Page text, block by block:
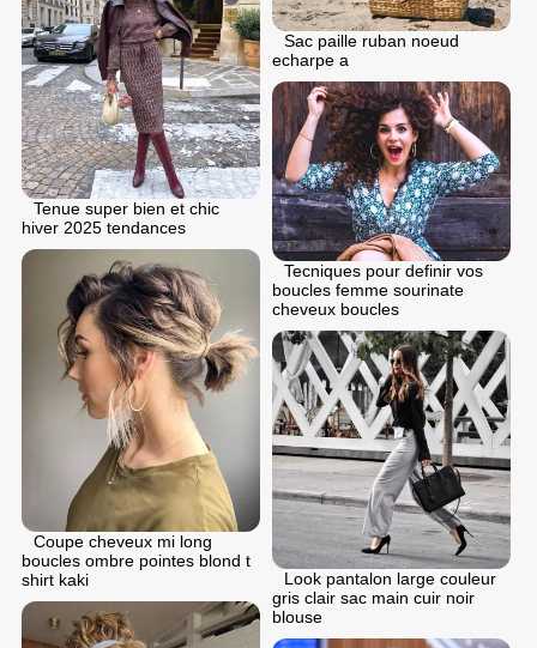
Sac paille ruban noeud
echarpe a
Tenue super bien et chic
hiver 2025 tendances
Tecniques pour definir vos
boucles femme sourinate
cheveux boucles
Coupe cheveux mi long
boucles ombre pointes blond t
shirt kaki
Look pantalon large couleur
gris clair sac main cuir noir
blouse